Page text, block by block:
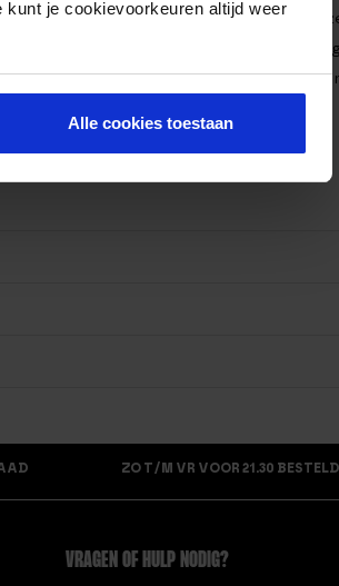
je cookievoorkeuren altijd weer
Alle cookies toestaan
zelfs triple unders. Ook is dit springtouw
behulp van je inbussleutel of je
touw aan jouw workout kunt toevoegen,
ZO T/M VR VOOR 21.30
VRAGEN OF HULP NODIG?